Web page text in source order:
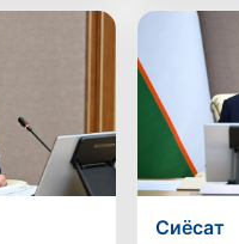
Сиёсат